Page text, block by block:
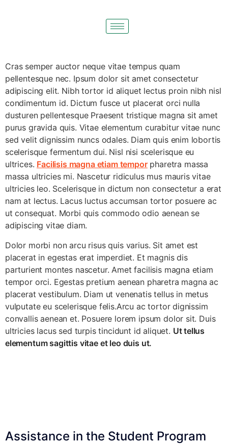
Cras semper auctor neque vitae tempus quam
pellentesque nec. Ipsum dolor sit amet consectetur
adipiscing elit. Nibh tortor id aliquet lectus proin nibh nisl
condimentum id. Dictum fusce ut placerat orci nulla
dusturen pellentesque Praesent tristique magna sit amet
purus gravida quis. Vitae elementum curabitur vitae nunc
sed velit dignissim nuncs odales. Diam quis enim lobortis
scelerisque fermentum dui. Nisl nisi scelerisque eu
ultrices. Facilisis magna etiam temporpharetra massa
massa ultricies mi. Nascetur ridiculus mus mauris vitae
ultricies leo. Scelerisque in dictum non consectetur a erat
nam at lectus. Lacus luctus accumsan tortor posuere ac
ut consequat. Morbi quis commodo odio aenean se
adipiscing vitae diam.
Dolor morbi non arcu risus quis varius. Sit amet est
placerat in egestas erat imperdiet. Et magnis dis
parturient montes nascetur. Amet facilisis magna etiam
tempor orci. Egestas pretium aenean pharetra magna ac
placerat vestibulum. Diam ut venenatis tellus in metus
vulputate eu scelerisque felis.Arcu ac tortor dignissim
convallis aenean et. Posuere lorem ipsum dolor sit. Duis
ultricies lacus sed turpis tincidunt id aliquet. Ut tellus
elementum sagittis vitae et leo duis ut.
Assistance in the Student Program